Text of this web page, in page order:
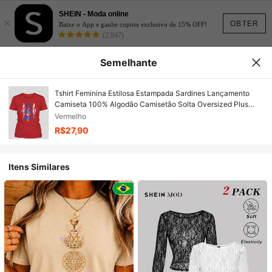
OBTER
×
SHEIN - Moda online
Baixe o App e ganhe cupom exclusivo de 15% OFF!
(2,847)
Semelhante
Tshirt Feminina Estilosa Estampada Sardines Lançamento
Camiseta 100% Algodão Camisetão Solta Oversized Plus
Size Camiseta - Maresia
Vermelho
R$27,90
Itens Similares